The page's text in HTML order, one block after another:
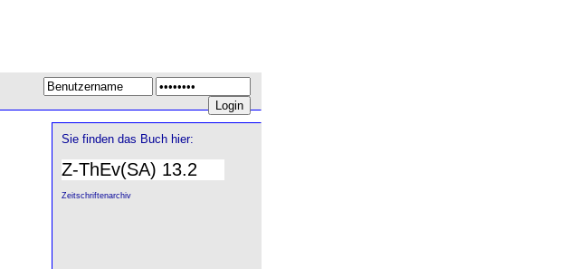
Sie finden das Buch hier:
Z-ThEv(SA) 13.2
Zeitschriftenarchiv